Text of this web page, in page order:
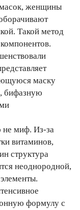
женщины
Такой метод
маску
бифазную
не миф. Из-за
витаминов,
структура
неоднородной,
формулу с